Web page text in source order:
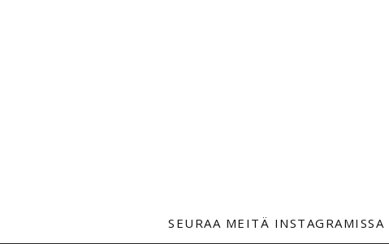
SEURAA MEITÄ INSTAGRAMISSA